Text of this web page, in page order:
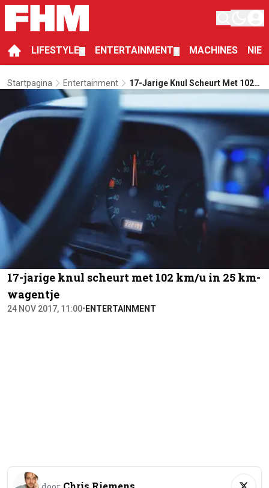
LIFESTYLE ENTERTAINMENT MACHINES
Startpagina Entertainment
17-Jarige Knul Scheurt Met 102
Km/u In 25 Km-Wagentje
17-jarige knul scheurt met 102 km/u in 25 km-
wagentje
24 NOV 2017, 11:00• ENTERTAINMENT